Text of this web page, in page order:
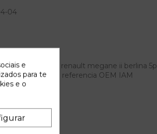
04
derecha para renault megane ii berlina 5p
| 06.05 - ... referencia OEM IAM
e
para te
e o